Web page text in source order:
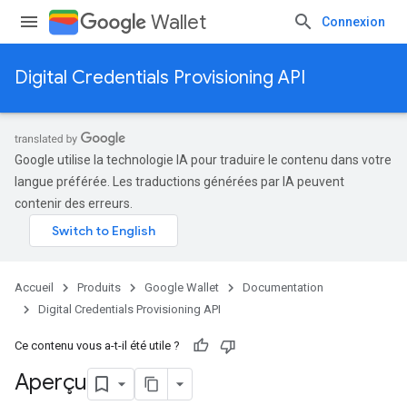
Wallet Connexion
Digital Credentials Provisioning API
Google utilise la technologie IA pour traduire le contenu dans votre
langue préférée. Les traductions générées par IA peuvent
contenir des erreurs.
Accueil Produits Google Wallet
Documentation
Digital Credentials Provisioning API
Ce contenu vous a-t-il été utile ?
Aperçu